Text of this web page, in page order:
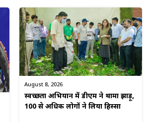
August 8, 2026
स्वच्छता अभियान में डीएम ने थामा झाड़ू,
100 से अधिक लोगों ने लिया हिस्सा